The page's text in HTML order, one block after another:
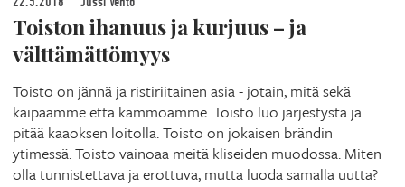
Toiston ihanuus ja kurjuus – ja
välttämättömyys
Toisto on jännä ja ristiriitainen asia - jotain, mitä sekä
kaipaamme että kammoamme. Toisto luo järjestystä ja
pitää kaaoksen loitolla. Toisto on jokaisen brändin
ytimessä. Toisto vainoaa meitä kliseiden muodossa. Miten
olla tunnistettava ja erottuva, mutta luoda samalla uutta?